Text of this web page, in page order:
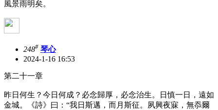
風景雨明矣。
248# 琴心
2024-1-16 16:53
第二十一章
昨日何生？今日何成？必念歸厚，必念治生。日慎一日，遠如
金城。《詩》曰：“我日斯邁，而月斯征。夙興夜寐，無忝爾